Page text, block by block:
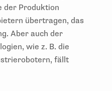
der Produktion
übertragen, das
Aber auch der
wie z. B. die
fällt